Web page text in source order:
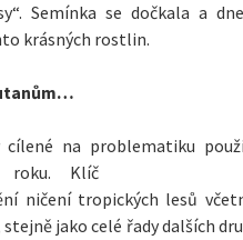
Semínka se dočkala a
krásných rostlin.
na problematiku
roku. Klíč
ničení tropických lesů
jako celé řady dalších